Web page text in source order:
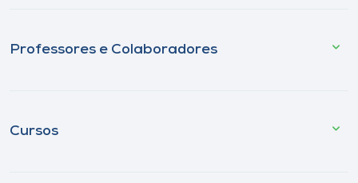
Professores e Colaboradores
Cursos